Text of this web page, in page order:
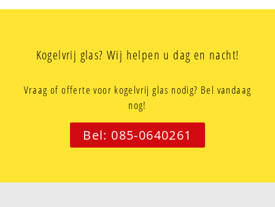
Kogelvrij glas? Wij helpen u dag en nacht!
Vraag of offerte voor kogelvrij glas nodig? Bel vandaag
nog!
Bel: 085-0640261